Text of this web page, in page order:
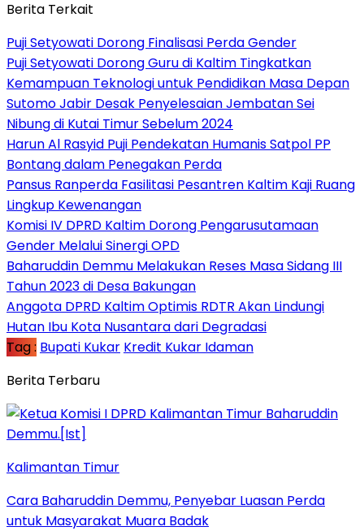
Berita Terkait
Puji Setyowati Dorong Finalisasi Perda Gender
Puji Setyowati Dorong Guru di Kaltim Tingkatkan
Kemampuan Teknologi untuk Pendidikan Masa Depan
Sutomo Jabir Desak Penyelesaian Jembatan Sei
Nibung di Kutai Timur Sebelum 2024
Harun Al Rasyid Puji Pendekatan Humanis Satpol PP
Bontang dalam Penegakan Perda
Pansus Ranperda Fasilitasi Pesantren Kaltim Kaji Ruang
Lingkup Kewenangan
Komisi IV DPRD Kaltim Dorong Pengarusutamaan
Gender Melalui Sinergi OPD
Baharuddin Demmu Melakukan Reses Masa Sidang III
Tahun 2023 di Desa Bakungan
Anggota DPRD Kaltim Optimis RDTR Akan Lindungi
Hutan Ibu Kota Nusantara dari Degradasi
Tag : Bupati Kukar Kredit Kukar Idaman
Berita Terbaru
Kalimantan Timur
Cara Baharuddin Demmu, Penyebar Luasan Perda
untuk Masyarakat Muara Badak